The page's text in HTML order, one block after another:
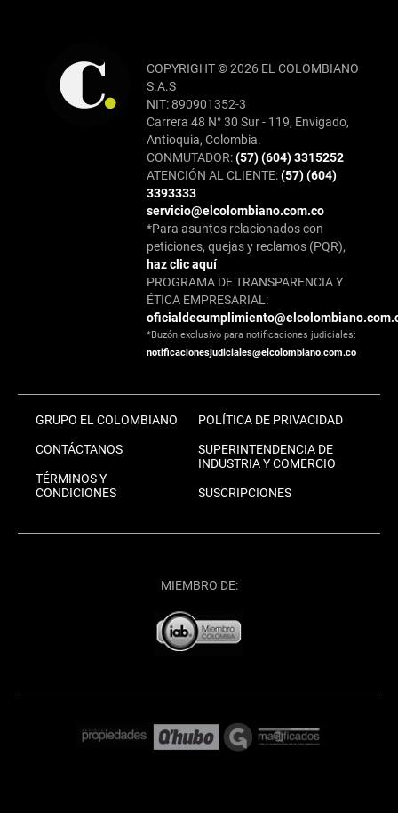
COPYRIGHT © 2026 EL COLOMBIANO
S.A.S
NIT: 890901352-3
Carrera 48 N° 30 Sur - 119, Envigado,
Antioquia, Colombia.
CONMUTADOR:(57) (604) 3315252
ATENCIÓN AL CLIENTE:(57) (604)
3393333
servicio@elcolombiano.com.co
*Para asuntos relacionados con
peticiones, quejas y reclamos (PQR),
haz clic aquí
PROGRAMA DE TRANSPARENCIA Y
ÉTICA EMPRESARIAL:
*Buzón exclusivo para notificaciones judiciales:
notificacionesjudiciales@elcolombiano.com.co
GRUPO EL COLOMBIANO
CONTÁCTANOS
TÉRMINOS Y
CONDICIONES
POLÍTICA DE PRIVACIDAD
SUPERINTENDENCIA DE
INDUSTRIA Y COMERCIO
SUSCRIPCIONES
MIEMBRO DE: